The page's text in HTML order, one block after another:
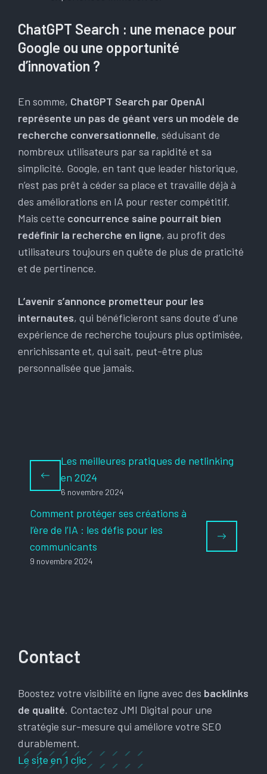
ChatGPT Search : une menace pour
Google ou une opportunité
d’innovation ?
En somme, ChatGPT Search par OpenAI
représente un pas de géant vers un modèle de
recherche conversationnelle, séduisant de
nombreux utilisateurs par sa rapidité et sa
simplicité. Google, en tant que leader historique,
n’est pas prêt à céder sa place et travaille déjà à
des améliorations en IA pour rester compétitif.
Mais cette concurrence saine pourrait bien
redéfinir la recherche en ligne, au profit des
utilisateurs toujours en quête de plus de praticité
et de pertinence.
L’avenir s’annonce prometteur pour les
internautes, qui bénéficieront sans doute d’une
expérience de recherche toujours plus optimisée,
enrichissante et, qui sait, peut-être plus
personnalisée que jamais.
Les meilleures pratiques de netlinking
en 2024
6 novembre 2024
Comment protéger ses créations à
l’ère de l’IA : les défis pour les
communicants
9 novembre 2024
Contact
Boostez votre visibilité en ligne avec des backlinks
de qualité. Contactez JMI Digital pour une
stratégie sur-mesure qui améliore votre SEO
durablement.
Le site en 1 clic